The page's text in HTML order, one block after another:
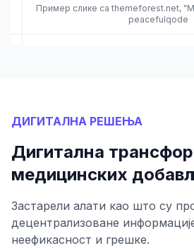
Пример слике са themeforest.net,
peacefulqode
ДИГИТАЛНА РЕШЕЊА
Дигитална
медицинских
Застарели алати као што су
децентрализоване
неефикасност и грешке.